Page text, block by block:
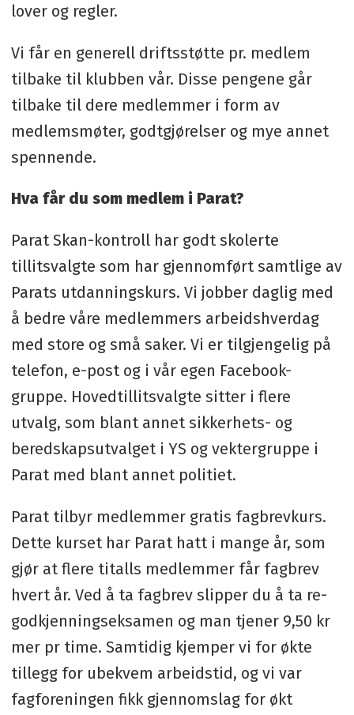
lover og regler.
Vi får en generell driftsstøtte pr. medlem
tilbake til klubben vår. Disse pengene går
tilbake til dere medlemmer i form av
medlemsmøter, godtgjørelser og mye annet
spennende.
Hva får du som medlem i Parat?
Parat Skan-kontroll har godt skolerte
tillitsvalgte som har gjennomført samtlige av
Parats utdanningskurs. Vi jobber daglig med
å bedre våre medlemmers arbeidshverdag
med store og små saker. Vi er tilgjengelig på
telefon, e-post og i vår egen Facebook-
gruppe. Hovedtillitsvalgte sitter i flere
utvalg, som blant annet sikkerhets- og
beredskapsutvalget i YS og vektergruppe i
Parat med blant annet politiet.
Parat tilbyr medlemmer gratis fagbrevkurs.
Dette kurset har Parat hatt i mange år, som
gjør at flere titalls medlemmer får fagbrev
hvert år. Ved å ta fagbrev slipper du å ta re-
godkjenningseksamen og man tjener 9,50 kr
mer pr time. Samtidig kjemper vi for økte
tillegg for ubekvem arbeidstid, og vi var
fagforeningen fikk gjennomslag for økt